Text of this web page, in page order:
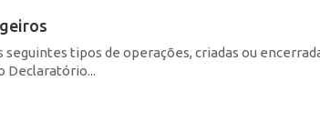
tipos de operações, criadas ou
Declaratório...